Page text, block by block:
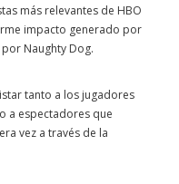
más relevantes de HBO
impacto generado por
Naughty Dog.
tanto a los jugadores
a espectadores que
vez a través de la